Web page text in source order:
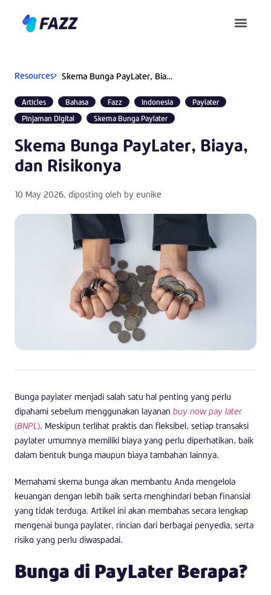
Resources Skema Bunga PayLater, Biaya, dan Risikonya
Articles Bahasa Fazz Indonesia
Paylater
Pinjaman Digital
Skema Bunga Paylater
Skema Bunga PayLater, Biaya,
dan Risikonya
10 May 2026, diposting oleh by eunike
Bunga paylater menjadi salah satu hal penting yang perlu
dipahami sebelum menggunakan layanan buy now pay later
(BNPL). Meskipun terlihat praktis dan fleksibel, setiap transaksi
paylater umumnya memiliki biaya yang perlu diperhatikan, baik
dalam bentuk bunga maupun biaya tambahan lainnya.
Memahami skema bunga akan membantu Anda mengelola
keuangan dengan lebih baik serta menghindari beban finansial
yang tidak terduga. Artikel ini akan membahas secara lengkap
mengenai bunga paylater, rincian dari berbagai penyedia, serta
risiko yang perlu diwaspadai.
Bunga di PayLater Berapa?